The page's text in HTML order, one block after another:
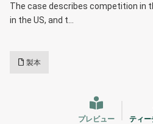
The case describes competition in
in the US, and t…
製本
プレビュー ティー